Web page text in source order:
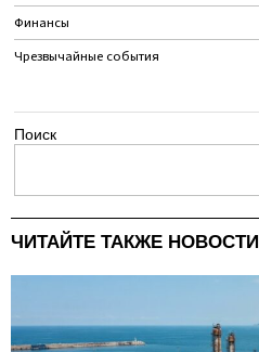
Финансы
Чрезвычайные события
Поиск
ЧИТАЙТЕ ТАКЖЕ НОВОСТИ